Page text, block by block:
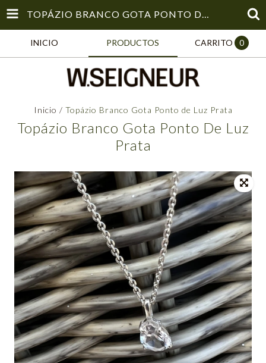
TOPÁZIO BRANCO GOTA PONTO DE LUZ PRATA
INICIO PRODUCTOS CARRITO 0
Inicio / Topázio Branco Gota Ponto de Luz Prata
Topázio Branco Gota Ponto De Luz
Prata